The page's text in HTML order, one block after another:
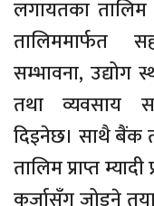
लगायतका तालिम
तालिममार्फत
सम्भावना, उद्योग
तथा व्यवसाय
दिइनेछ। साथै बैंक
तालिम प्राप्त